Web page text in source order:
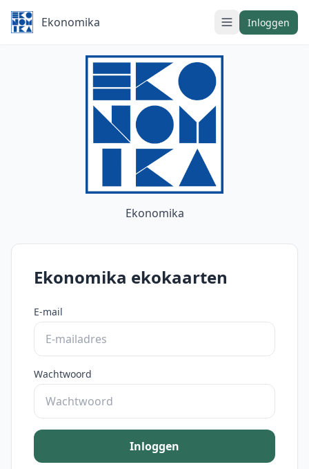
Ekonomika Inloggen
Ekonomika
Ekonomika ekokaarten
E-mail
Wachtwoord
Inloggen